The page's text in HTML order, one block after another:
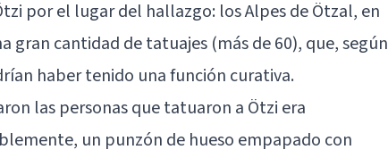
por el lugar del hallazgo: los Alpes de Ötzal, en
gran cantidad de tatuajes (más de 60), que, según
haber tenido una función curativa.
las personas que tatuaron a Ötzi era
un punzón de hueso empapado con